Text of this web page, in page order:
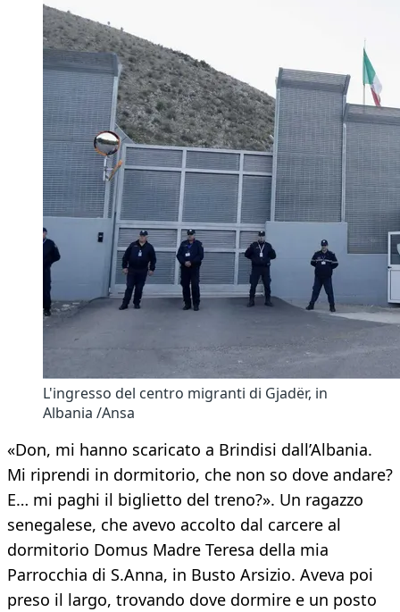
L'ingresso del centro migranti di Gjadër, in
Albania /Ansa
«Don, mi hanno scaricato a Brindisi dall’Albania.
Mi riprendi in dormitorio, che non so dove andare?
E… mi paghi il biglietto del treno?». Un ragazzo
senegalese, che avevo accolto dal carcere al
dormitorio Domus Madre Teresa della mia
Parrocchia di S.Anna, in Busto Arsizio. Aveva poi
preso il largo, trovando dove dormire e un posto